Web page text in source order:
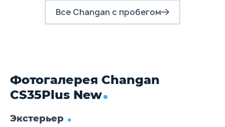
Все Changan с пробегом
Фотогалерея Changan
CS35Plus New
Экстерьер